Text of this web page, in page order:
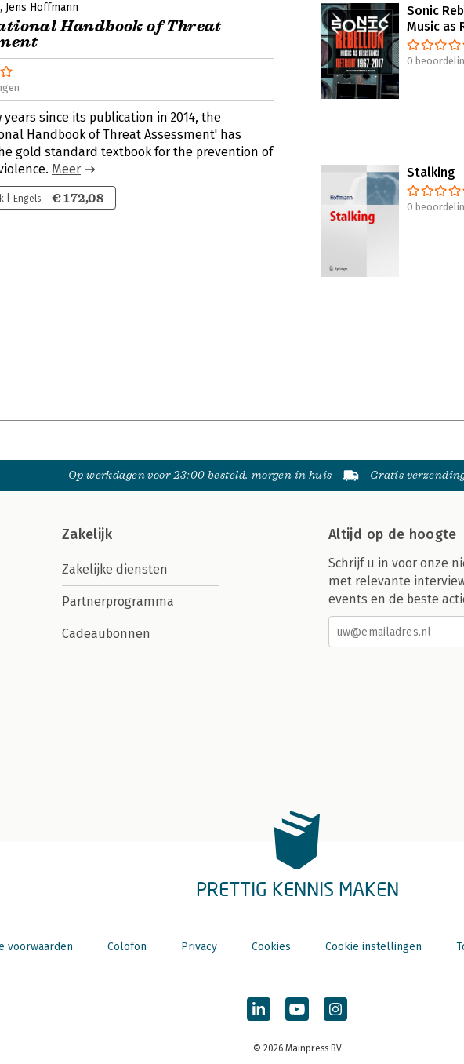
Jens Hoffmann
Handbook of Threat
years since its publication in 2014, the
Handbook of Threat Assessment' has
gold standard textbook for the prevention of
Meer
| Engels € 172,08
Sonic
Music as
0
Stalking
0
Op werkdagen voor 23:00 besteld, morgen in huis Gratis
Zakelijk
Zakelijke diensten
Partnerprogramma
Cadeaubonnen
Altijd op de hoogte
Schrijf u in voor onze
met relevante
events en de beste
PRETTIG KENNIS MAKEN
voorwaarden Colofon Privacy Cookies Cookie instellingen
© 2026 Mainpress BV